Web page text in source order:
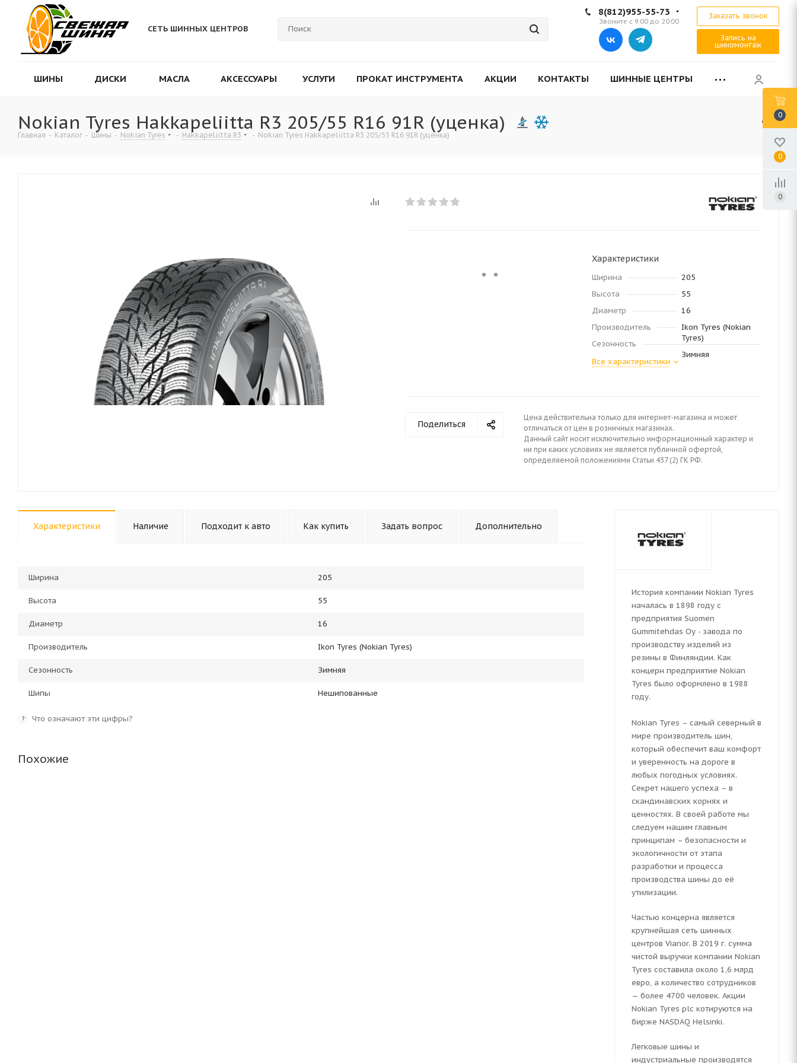
СЕТЬ ШИННЫХ ЦЕНТРОВ
8(812)955-55-73
Звоните с 9:00 до 20:00
Заказать звонок
Запись на
шиномонтаж
ШИНЫ ДИСКИ МАСЛА АКСЕССУАРЫ УСЛУГИ ПРОКАТ ИНСТРУМЕНТА АКЦИИ КОНТАКТЫ ШИННЫЕ ЦЕНТРЫ
Nokian Tyres Hakkapeliitta R3 205/55 R16 91R (уценка)
Главная - Каталог - Шины - Nokian Tyres - Hakkapeliitta R3 - Nokian Tyres Hakkapeliitta R3 205/55 R16 91R (уценка)
Характеристики
Ширина
205
Высота
55
Диаметр
16
Производитель
Ikon Tyres (Nokian
Tyres)
Сезонность
Зимняя
Все характеристики
Поделиться
Цена действительна только для интернет-магазина и может
отличаться от цен в розничных магазинах.
Данный сайт носит исключительно информационный характер и
ни при каких условиях не является публичной офертой,
определяемой положениями Статьи 437 (2) ГК РФ.
Характеристики Наличие Подходит к авто Как купить Задать вопрос Дополнительно
Ширина 205
Высота 55
Диаметр 16
Производитель Ikon Tyres (Nokian Tyres)
Сезонность Зимняя
Шипы Нешипованные
? Что означают эти цифры?
Похожие
История компании Nokian Tyres
началась в 1898 году с
предприятия Suomen
Gummitehdas Oy - завода по
производству изделий из
резины в Финляндии. Как
концерн предприятие Nokian
Tyres было оформлено в 1988
году.
Nokian Tyres – самый северный в
мире производитель шин,
который обеспечит ваш комфорт
и уверенность на дороге в
любых погодных условиях.
Секрет нашего успеха – в
скандинавских корнях и
ценностях. В своей работе мы
следуем нашим главным
принципам – безопасности и
экологичности от этапа
разработки и процесса
производства шины до её
утилизации.
Частью концерна является
крупнейшая сеть шинных
центров Vianor. В 2019 г. сумма
чистой выручки компании Nokian
Tyres составила около 1,6 млрд
евро, а количество сотрудников
— более 4700 человек. Акции
Nokian Tyres plc котируются на
бирже NASDAQ Helsinki.
Легковые шины и
индустриальные производятся
0
0
0